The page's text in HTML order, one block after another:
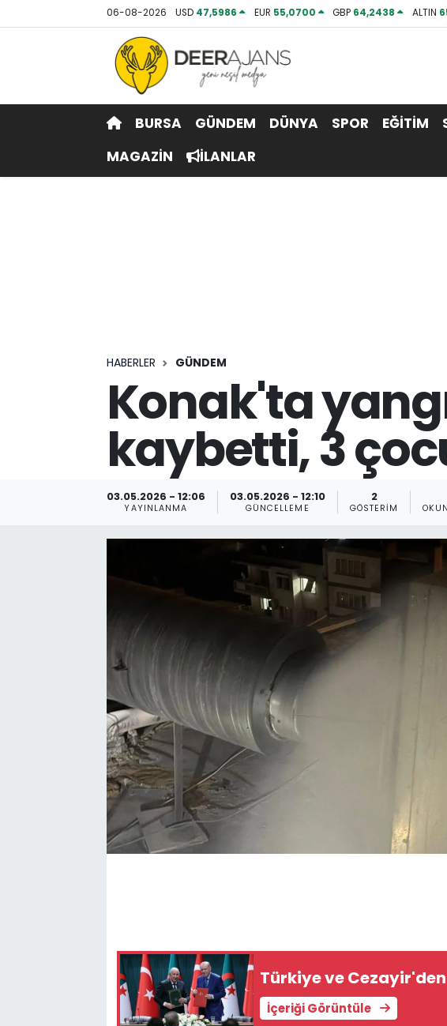
06-08-2026 USD 47,5986 EUR 55,0700 GBP 64,2438 ALTIN
BURSA GÜNDEM DÜNYA SPOR EĞİTİM
MAGAZİN
İLANLAR
HABERLER GÜNDEM
Konak'ta
kaybetti, 3
03.05.2026 - 12:06
YAYINLANMA
03.05.2026 - 12:10
GÜNCELLEME
2
GÖSTERIM
Türkiye ve
İçeriği Görüntüle
Hava Durumu
Trafik Durumu
Tüm Manşetler